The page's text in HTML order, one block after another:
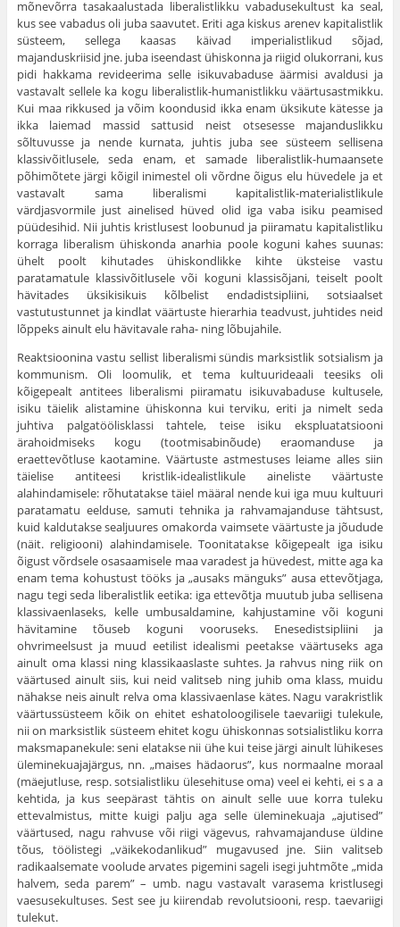
mõnevõrra tasakaalustada liberalistlikku vabadusekultust ka seal,
kus see vabadus oli juba saavutet. Eriti aga kiskus arenev kapitalistlik
süsteem, sellega kaasas käivad impe­rialistlikud sõjad,
majanduskriisid jne. juba iseendast ühiskonna ja riigid olukorrani, kus
pidi hakkama revideerima selle isikuvabaduse äärmisi avaldusi ja
vastavalt sellele ka kogu liberalistlik-humanistlikku väärtusastmikku.
Kui maa rikkused ja võim koondusid ikka enam üksikute kätesse ja
ikka laiemad massid sattusid neist otsesesse majanduslikku
sõltuvusse ja nende kurnata, juhtis juba see süsteem sellisena
klassivõitlusele, seda enam, et samade liberalistlik-humaansete
põhimõtete järgi kõigil inimestel oli võrdne õigus elu hüvedele ja et
vastavalt sama libera­lismi kapitalistlik-materialistlikule
värdjasvormile just ainelised hüved olid iga vaba isiku peamised
püüdesihid. Nii juhtis kristlusest loobunud ja piiramatu kapitalistliku
korraga liberalism ühiskonda anarhia poole ko­guni kahes suunas:
ühelt poolt kihutades ühiskondlikke kihte üksteise vastu
paratamatule klassivõitlusele või koguni klassisõjani, teiselt poolt
hävitades üksikisikuis kõlbelist endadistsipliini, sotsiaalset
vastutustunnet ja kindlat väärtuste hierarhia teadvust, juhtides neid
lõppeks ainult elu hävitavale raha- ning lõbujahile.
Reaktsioonina vastu sellist liberalismi sündis marksistlik sotsialism ja
kommunism. Oli loomulik, et tema kultuurideaali teesiks oli
kõigepealt antitees liberalismi piiramatu isikuvabaduse kultusele,
isiku täielik alistamine ühiskonna kui terviku, eriti ja nimelt seda
juhtiva palgatöölisklassi tahtele, teise isiku ekspluatatsiooni
ärahoidmiseks kogu (tootmisabinõude) eraomanduse ja
eraettevõtluse kaotamine. Väärtuste astmestuses leiame alles siin
täielise antiteesi kristlik-idealistlikule aineliste väärtuste
alahindamisele: rõhutatakse täiel määral nende kui iga muu kul­tuuri
paratamatu eelduse, samuti tehnika ja rahvamajanduse tähtsust,
kuid kaldutakse sealjuures omakorda vaimsete väärtuste ja jõudude
(näit. reli­giooni) alahindamisele. Toonitatakse kõigepealt iga isiku
õigust võrd­sele osasaamisele maa varadest ja hüvedest, mitte aga ka
enam tema kohustust tööks ja „ausaks mänguks” ausa ettevõtjaga,
nagu tegi seda liberalistlik eetika: iga ettevõtja muutub juba sellisena
klassivaen­laseks, kelle umbusaldamine, kahjustamine või koguni
hävitamine tõu­seb koguni vooruseks. Enesedistsipliini ja
ohvrimeelsust ja muud eetilist idealismi peetakse väärtuseks aga
ainult oma klassi ning klassikaaslaste suhtes. Ja rahvus ning riik on
väärtused ainult siis, kui neid valitseb ning juhib oma klass, muidu
nähakse neis ainult relva oma klassivaenlase kätes. Nagu varakristlik
väärtussüsteem kõik on ehitet eshatoloogilisele taevariigi tulekule,
nii on marksistlik süsteem ehitet kogu ühiskonnas sot­sialistliku korra
maksmapanekule: seni elatakse nii ühe kui teise järgi ainult lühikeses
üleminekuajajärgus, nn. „maises hädaorus”, kus nor­maalne moraal
(mäejutluse, resp. sotsialistliku ülesehituse oma) veel ei kehti, ei s a a
kehtida, ja kus seepärast tähtis on ainult selle uue korra tuleku
ettevalmistus, mitte kuigi palju aga selle üleminekuaja „ajutised”
väärtused, nagu rahvuse või riigi vägevus, rahvamajanduse üldine
tõus, töölistegi „väikekodanlikud” mugavused jne. Siin valitseb
radikaalse­mate voolude arvates pigemini sageli isegi juhtmõte „mida
halvem, seda parem” – umb. nagu vastavalt varasema kristlusegi
vaesusekultuses. Sest see ju kiirendab revolutsiooni, resp. taevariigi
tulekut.